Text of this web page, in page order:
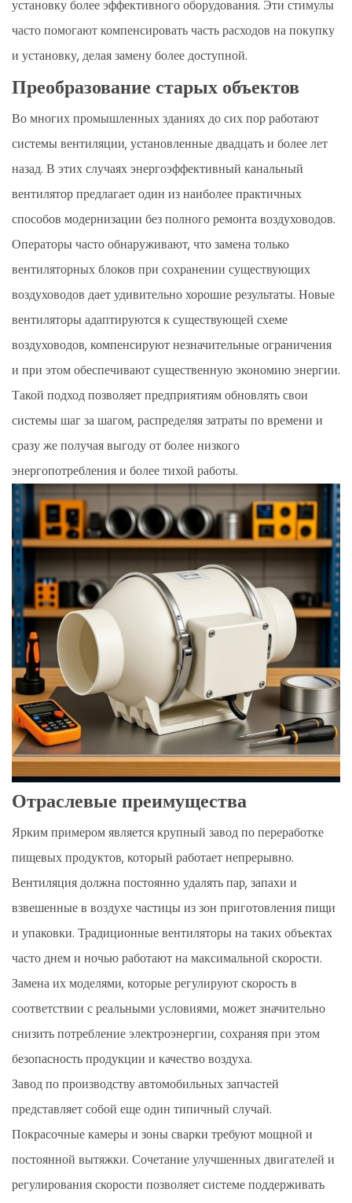
установку более эффективного оборудования. Эти стимулы
часто помогают компенсировать часть расходов на покупку
и установку, делая замену более доступной.
Преобразование старых объектов
Во многих промышленных зданиях до сих пор работают
системы вентиляции, установленные двадцать и более лет
назад. В этих случаях энергоэффективный канальный
вентилятор предлагает один из наиболее практичных
способов модернизации без полного ремонта воздуховодов.
Операторы часто обнаруживают, что замена только
вентиляторных блоков при сохранении существующих
воздуховодов дает удивительно хорошие результаты. Новые
вентиляторы адаптируются к существующей схеме
воздуховодов, компенсируют незначительные ограничения
и при этом обеспечивают существенную экономию энергии.
Такой подход позволяет предприятиям обновлять свои
системы шаг за шагом, распределяя затраты по времени и
сразу же получая выгоду от более низкого
энергопотребления и более тихой работы.
Отраслевые преимущества
Ярким примером является крупный завод по переработке
пищевых продуктов, который работает непрерывно.
Вентиляция должна постоянно удалять пар, запахи и
взвешенные в воздухе частицы из зон приготовления пищи
и упаковки. Традиционные вентиляторы на таких объектах
часто днем ​​и ночью работают на максимальной скорости.
Замена их моделями, которые регулируют скорость в
соответствии с реальными условиями, может значительно
снизить потребление электроэнергии, сохраняя при этом
безопасность продукции и качество воздуха.
Завод по производству автомобильных запчастей
представляет собой еще один типичный случай.
Покрасочные камеры и зоны сварки требуют мощной и
постоянной вытяжки. Сочетание улучшенных двигателей и
регулирования скорости позволяет системе поддерживать